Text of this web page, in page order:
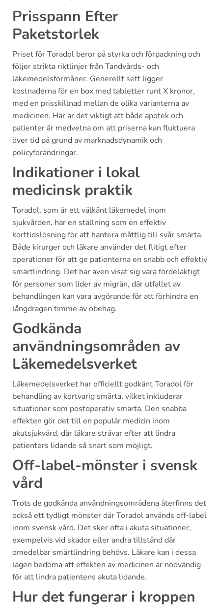
Prisspann Efter
Paketstorlek
Priset för Toradol beror på styrka och förpackning och
följer strikta riktlinjer från Tandvårds- och
läkemedelsförmåner. Generellt sett ligger
kostnaderna för en box med tabletter runt X kronor,
med en prisskillnad mellan de olika varianterna av
medicinen. Här är det viktigt att både apotek och
patienter är medvetna om att priserna kan fluktuera
över tid på grund av marknadsdynamik och
policyförändringar.
Indikationer i lokal
medicinsk praktik
Toradol, som är ett välkänt läkemedel inom
sjukvården, har en ställning som en effektiv
korttidslösning för att hantera måttlig till svår smärta.
Både kirurger och läkare använder det flitigt efter
operationer för att ge patienterna en snabb och effektiv
smärtlindring. Det har även visat sig vara fördelaktigt
för personer som lider av migrän, där utfallet av
behandlingen kan vara avgörande för att förhindra en
långdragen timme av obehag.
Godkända
användningsområden av
Läkemedelsverket
Läkemedelsverket har officiellt godkänt Toradol för
behandling av kortvarig smärta, vilket inkluderar
situationer som postoperativ smärta. Den snabba
effekten gör det till en populär medicin inom
akutsjukvård, där läkare strävar efter att lindra
patienters lidande så snart som möjligt.
Off-label-mönster i svensk
vård
Trots de godkända användningsområdena återfinns det
också ett tydligt mönster där Toradol används off-label
inom svensk vård. Det sker ofta i akuta situationer,
exempelvis vid skador eller andra tillstånd där
omedelbar smärtlindring behövs. Läkare kan i dessa
lägen bedöma att effekten av medicinen är nödvändig
för att lindra patientens akuta lidande.
Hur det fungerar i kroppen